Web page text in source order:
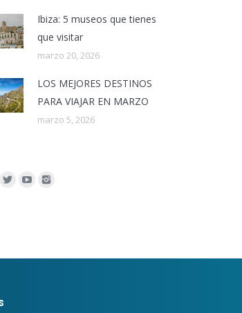
Ibiza: 5 museos que tienes
que visitar
marzo 20, 2026
LOS MEJORES DESTINOS
PARA VIAJAR EN MARZO
marzo 5, 2026
en: